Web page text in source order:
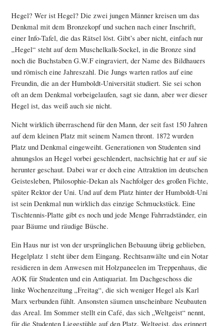
Hegel? Wer ist Hegel? Die zwei jungen Männer kreisen um das
Denkmal mit dem Bronzekopf und suchen nach einer Inschrift,
einer Info-Tafel, die das Rätsel löst. Gibt’s aber nicht, einfach nur
„Hegel“ steht auf dem Muschelkalk-Sockel, in die Bronze sind
noch die Buchstaben G.W.F eingraviert, der Name des Bildhauers
und römisch eine Jahreszahl. Die Jungs warten ratlos auf eine
Freundin, die an der Humboldt-Universität studiert. Sie sei schon
oft an dem Denkmal vorbeigelaufen, sagt sie dann, aber wer dieser
Hegel ist, das weiß auch sie nicht.
Nicht wirklich überraschend für den Mann, der seit fast 150 Jahren
auf dem kleinen Platz mit seinem Namen thront. 1872 wurden
Platz und Denkmal eingeweiht. Generationen von Studenten sind
ahnungslos an Hegel vorbei geschlendert, nachsichtig hat er auf sie
herunter geschaut. Dabei war er doch eine Attraktion im deutschen
Geistesleben, Philosophie-Dekan als Nachfolger des großen Fichte,
später Rektor der Uni. Und auf dem Platz hinter der Humboldt-Uni
ist sein Denkmal nun wirklich das einzige Schmuckstück. Eine
Tischtennis-Platte gibt es noch und jede Menge Fahrradständer, ein
paar Bäume und räudige Büsche.
Ein Haus nur ist von der ursprünglichen Bebauung übrig geblieben,
Hegelplatz 1 steht über dem Eingang. Rechtsanwälte und ein Notar
residieren in dem Anwesen mit Holzpaneelen im Treppenhaus, die
AOK für Studenten und ein Antiquariat. Im Dachgeschoss die
linke Wochenzeitung „Freitag“, die sich weniger Hegel als Karl
Marx verbunden fühlt. Ansonsten säumen unscheinbare Neubauten
das Areal. Im Sommer stellt ein Café, das sich „Weltgeist“ nennt,
für die Studenten Liegestühle auf den Platz. Weltgeist, das erinnert